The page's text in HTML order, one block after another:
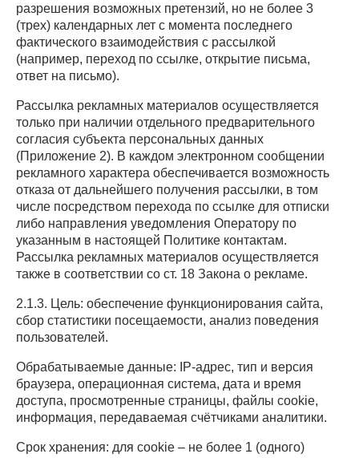
разрешения возможных претензий, но не более 3
(трех) календарных лет с момента последнего
фактического взаимодействия с рассылкой
(например, переход по ссылке, открытие письма,
ответ на письмо).
Рассылка рекламных материалов осуществляется
только при наличии отдельного предварительного
согласия субъекта персональных данных
(Приложение 2). В каждом электронном сообщении
рекламного характера обеспечивается возможность
отказа от дальнейшего получения рассылки, в том
числе посредством перехода по ссылке для отписки
либо направления уведомления Оператору по
указанным в настоящей Политике контактам.
Рассылка рекламных материалов осуществляется
также в соответствии со ст. 18 Закона о рекламе.
2.1.3. Цель: обеспечение функционирования сайта,
сбор статистики посещаемости, анализ поведения
пользователей.
Обрабатываемые данные: IP-адрес, тип и версия
браузера, операционная система, дата и время
доступа, просмотренные страницы, файлы cookie,
информация, передаваемая счётчиками аналитики.
Срок хранения: для cookie – не более 1 (одного)